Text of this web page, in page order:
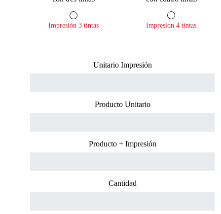
Impresión 3 tintas Impresión 4 tintas
Unitario Impresión
Producto Unitario
Producto + Impresión
Cantidad